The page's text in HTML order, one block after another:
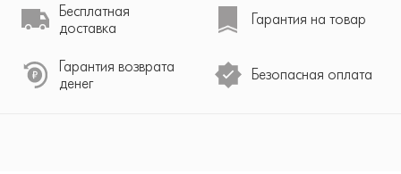
Бесплатная
доставка
Гарантия на товар
Гарантия возврата
денег
Безопасная оплата